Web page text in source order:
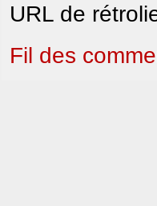
URL de
Fil des